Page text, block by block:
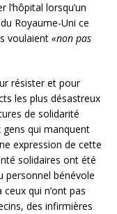
l’hôpital lorsqu’un
Royaume-Uni ce
voulaient «non pas
résister et pour
les plus désastreux
de solidarité
qui manquent
expression de cette
solidaires ont été
personnel bénévole
qui n’ont pas
des infirmières